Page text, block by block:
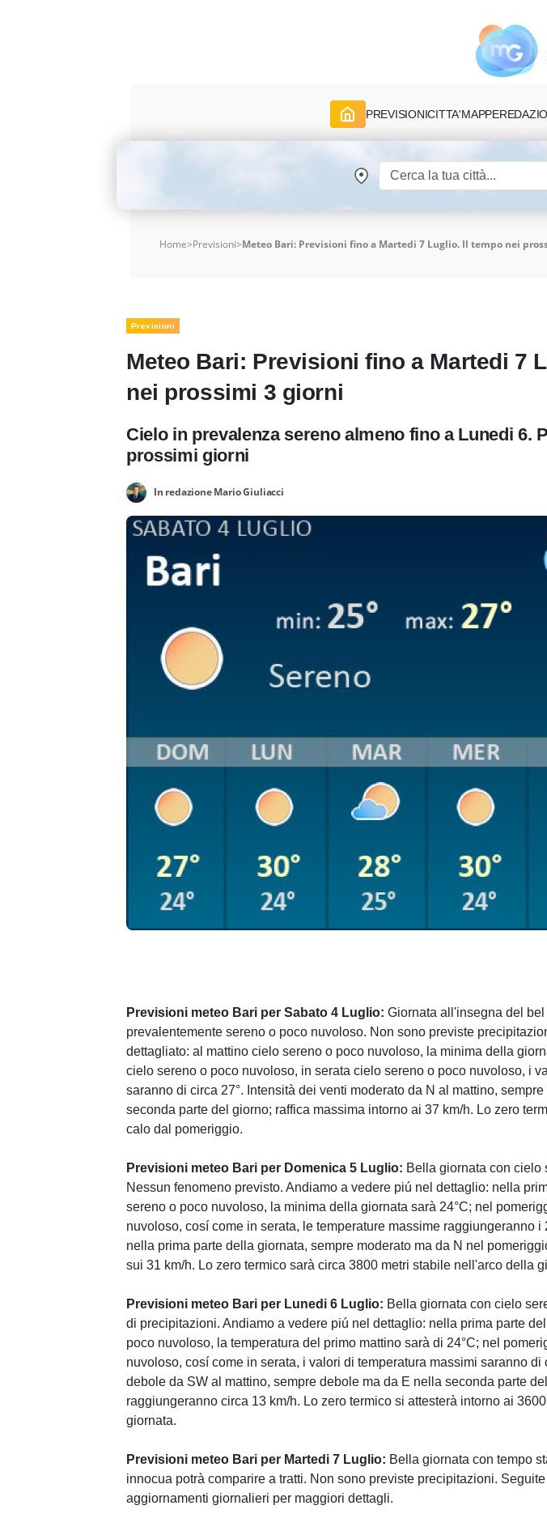
PREVISIONICITTA'MAPPE
Home>Previsioni>Meteo Bari: Previsioni fino a Martedi 7 Luglio. Il tempo nei
Previsioni
Meteo Bari: Previsioni fino a Martedi 7
nei prossimi 3 giorni
Cielo in prevalenza sereno almeno fino a Lunedi 6.
prossimi giorni
In redazione Mario Giuliacci
Previsioni meteo Bari per Sabato 4 Luglio: Giornata all'insegna del
prevalentemente sereno o poco nuvoloso. Non sono previste
dettagliato: al mattino cielo sereno o poco nuvoloso, la minima della
cielo sereno o poco nuvoloso, in serata cielo sereno o poco nuvoloso, i
saranno di circa 27°. Intensità dei venti moderato da N al mattino,
seconda parte del giorno; raffica massima intorno ai 37 km/h. Lo zero
calo dal pomeriggio.
Previsioni meteo Bari per Domenica 5 Luglio: Bella giornata con cielo
Nessun fenomeno previsto. Andiamo a vedere piú nel dettaglio: nella
sereno o poco nuvoloso, la minima della giornata sarà 24°C; nel
nuvoloso, cosí come in serata, le temperature massime raggiungeranno i
nella prima parte della giornata, sempre moderato ma da N nel
sui 31 km/h. Lo zero termico sarà circa 3800 metri stabile nell'arco della
Previsioni meteo Bari per Lunedi 6 Luglio: Bella giornata con cielo
di precipitazioni. Andiamo a vedere piú nel dettaglio: nella prima parte
poco nuvoloso, la temperatura del primo mattino sarà di 24°C; nel
nuvoloso, cosí come in serata, i valori di temperatura massimi saranno di
debole da SW al mattino, sempre debole ma da E nella seconda parte
raggiungeranno circa 13 km/h. Lo zero termico si attesterà intorno ai
giornata.
Previsioni meteo Bari per Martedi 7 Luglio: Bella giornata con tempo
innocua potrà comparire a tratti. Non sono previste precipitazioni.
aggiornamenti giornalieri per maggiori dettagli.